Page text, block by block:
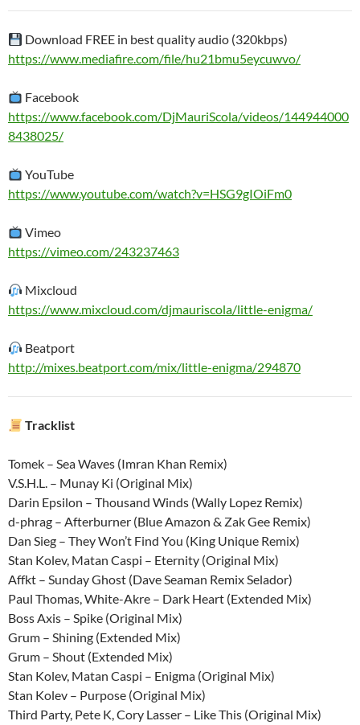
audio
Download FREE in best quality audio (320kbps)
https://www.mediafire.com/file/hu21bmu5eycuwvo/
Facebook
https://www.facebook.com/DjMauriScola/videos/144944000
8438025/
YouTube
https://www.youtube.com/watch?v=HSG9gIOiFm0
Vimeo
https://vimeo.com/243237463
Mixcloud
https://www.mixcloud.com/djmauriscola/little-enigma/
Beatport
http://mixes.beatport.com/mix/little-enigma/294870
Tracklist
Tomek – Sea Waves (Imran Khan Remix)
V.S.H.L. – Munay Ki (Original Mix)
Darin Epsilon – Thousand Winds (Wally Lopez Remix)
d-phrag – Afterburner (Blue Amazon & Zak Gee Remix)
Dan Sieg – They Won’t Find You (King Unique Remix)
Stan Kolev, Matan Caspi – Eternity (Original Mix)
Affkt – Sunday Ghost (Dave Seaman Remix Selador)
Paul Thomas, White-Akre – Dark Heart (Extended Mix)
Boss Axis – Spike (Original Mix)
Grum – Shining (Extended Mix)
Grum – Shout (Extended Mix)
Stan Kolev, Matan Caspi – Enigma (Original Mix)
Stan Kolev – Purpose (Original Mix)
Third Party, Pete K, Cory Lasser – Like This (Original Mix)